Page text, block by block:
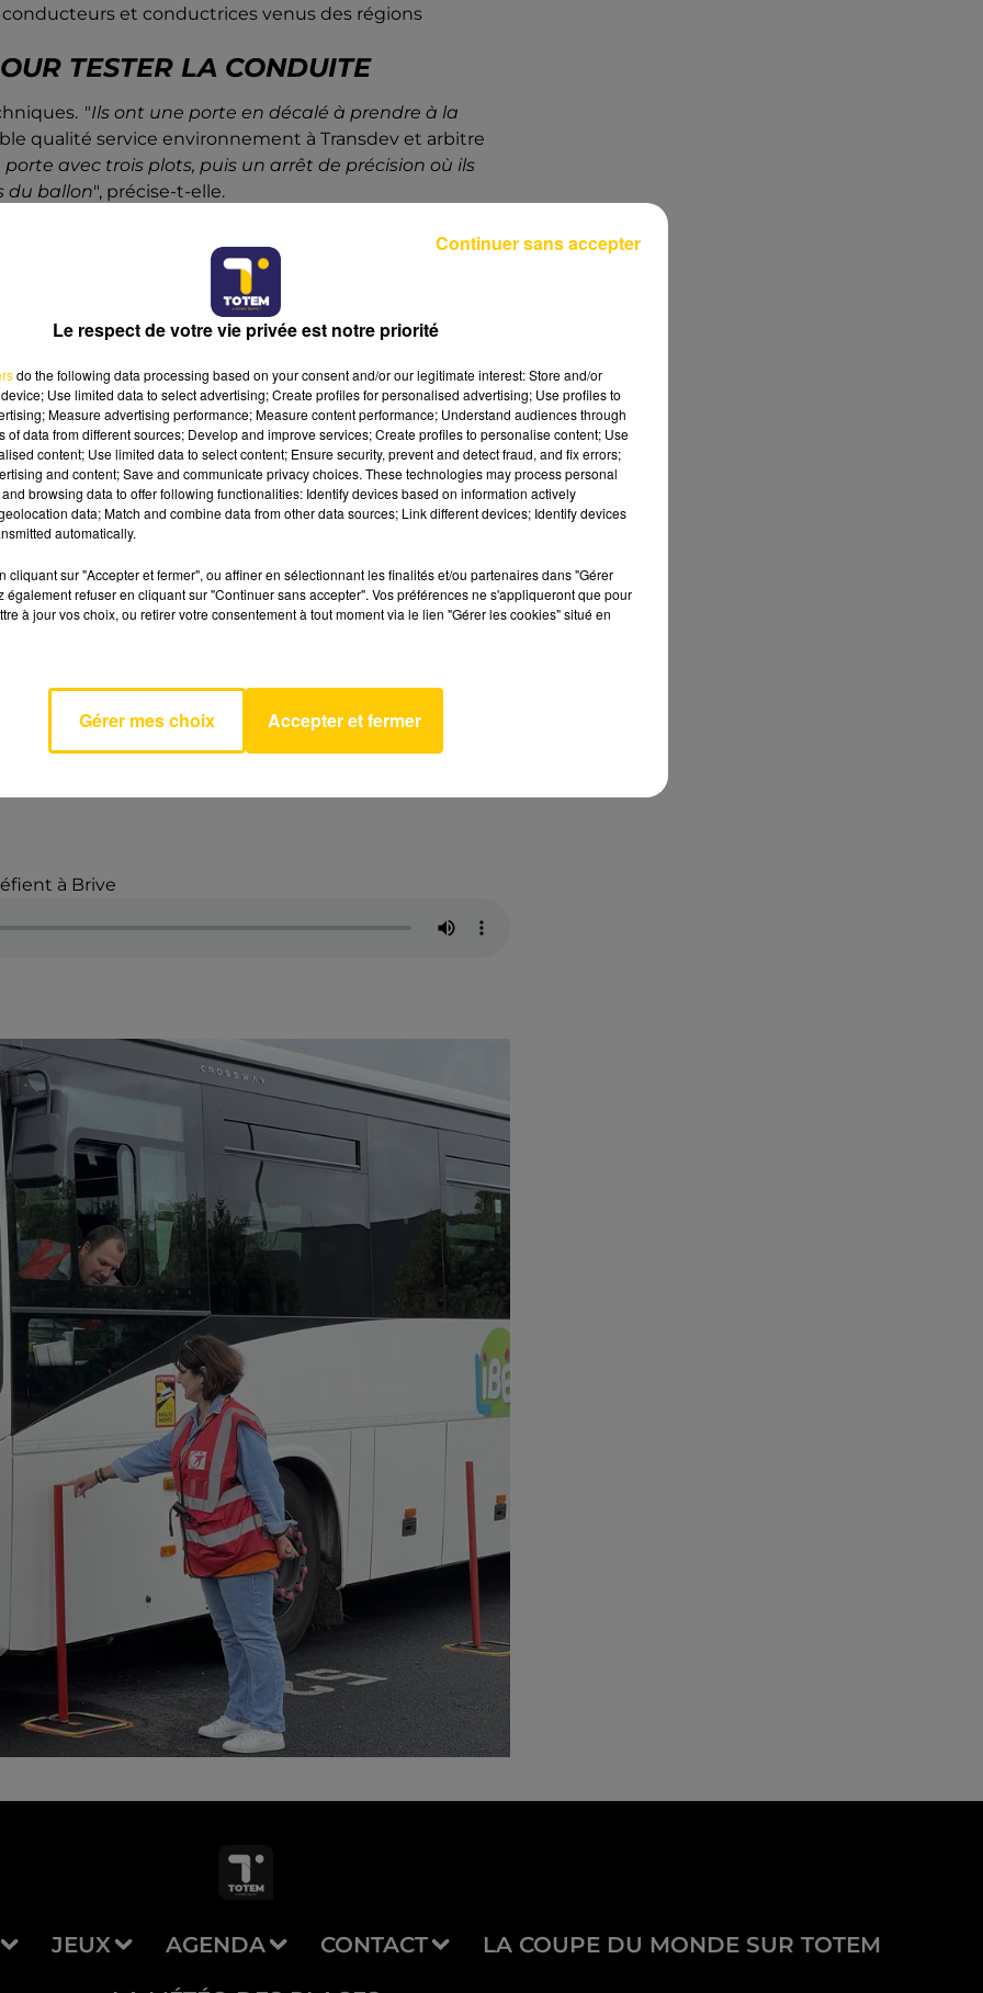
et conductrices venus des régions
TESTER LA CONDUITE
"Ils ont une porte en décalé à prendre à la
qualité service environnement à Transdev et arbitre
avec trois plots, puis un arrêt de précision où ils
du ballon", précise-t-elle.
LA SOUPLESSE DE CONDUITE
la fluidité de la conduite. "
ET LA QUALITÉ DE
particulière. "C’est un événement très sérieux,
vraiment l’occasion pour nous de mettre en lumière
opérationnelle pour Transdev.
DE PASSION ET DE CONTACT
goût de la conduite et du relationnel. "J’aime bien
la région, parce qu’on va partout, dans tous les
sous la pression de la compétition.
À L’AUTOMNE
pourraient être sélectionnés pour la finale nationale
poursuivra son activité sur la ligne régionale Brive –
à Brive
JEUX AGENDA CONTACT LA COUPE DU MONDE SUR TOTEM
Le respect de votre vie privée est notre priorité
do the following data processing based on your consent and/or our legitimate interest: Store and/or
Use limited data to select advertising; Create profiles for personalised advertising; Use profiles to
Measure advertising performance; Measure content performance; Understand audiences through
of data from different sources; Develop and improve services; Create profiles to personalise content; Use
content; Use limited data to select content; Ensure security, prevent and detect fraud, and fix errors;
and content; Save and communicate privacy choices. These technologies may process personal
browsing data to offer following functionalities: Identify devices based on information actively
data; Match and combine data from other data sources; Link different devices; Identify devices
automatically.
cliquant sur "Accepter et fermer", ou affiner en sélectionnant les finalités et/ou partenaires dans "Gérer
également refuser en cliquant sur "Continuer sans accepter". Vos préférences ne s'appliqueront que pour
à jour vos choix, ou retirer votre consentement à tout moment via le lien "Gérer les cookies" situé en
Gérer mes choix Accepter et fermer
Continuer sans accepter